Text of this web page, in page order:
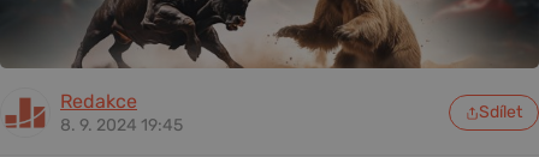
Redakce
8. 9. 2024 19:45
Sdílet